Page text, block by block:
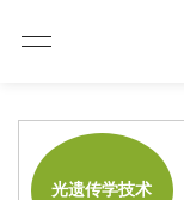
光遗传学技术